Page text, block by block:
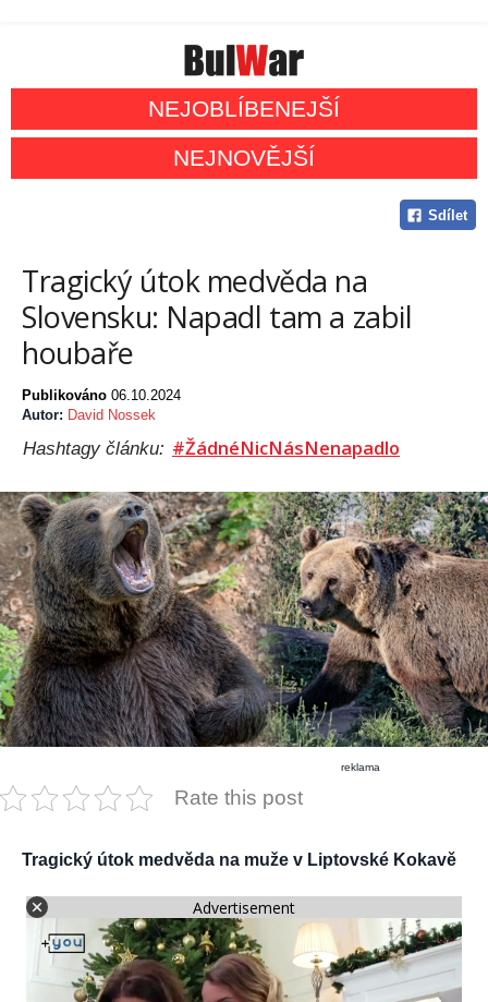
NEJOBLÍBENEJŠÍ
NEJNOVĚJŠÍ
Sdílet
Tragický útok medvěda na
Slovensku: Napadl tam a zabil
houbaře
Publikováno 06.10.2024
Autor: David Nossek
Hashtagy článku: #ŽádnéNicNásNenapadlo
reklama
Rate this post
Tragický útok medvěda na muže v Liptovské Kokavě
Advertisement